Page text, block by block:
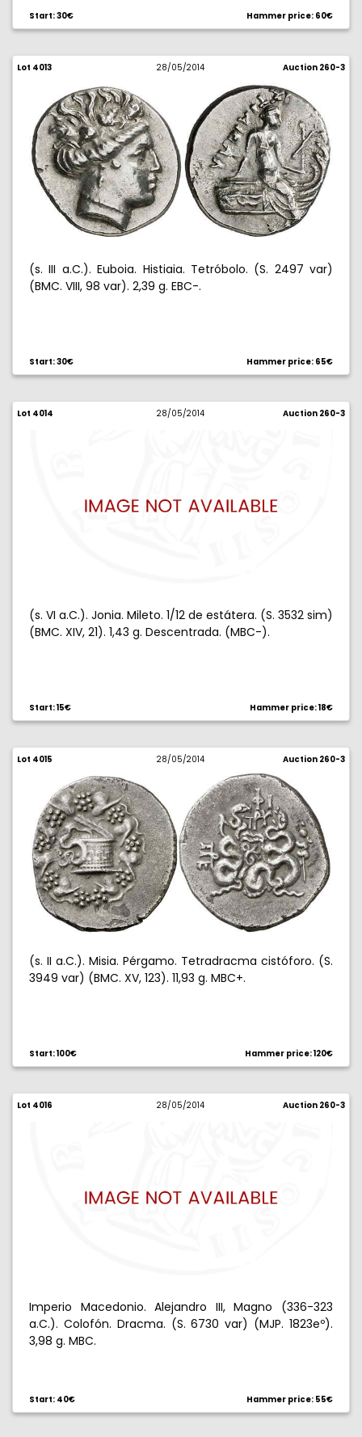
Start: 30€ Hammer price: 60€
Lot 4013 28/05/2014 Auction 260-3
(s. III a.C.). Euboia. Histiaia. Tetróbolo. (S. 2497 var)
(BMC. VIII, 98 var). 2,39 g. EBC-.
Start: 30€ Hammer price: 65€
Lot 4014 28/05/2014 Auction 260-3
(s. VI a.C.). Jonia. Mileto. 1/12 de estátera. (S. 3532 sim)
(BMC. XIV, 21). 1,43 g. Descentrada. (MBC-).
Start: 15€ Hammer price: 18€
Lot 4015 28/05/2014 Auction 260-3
(s. II a.C.). Misia. Pérgamo. Tetradracma cistóforo. (S.
3949 var) (BMC. XV, 123). 11,93 g. MBC+.
Start: 100€ Hammer price: 120€
Lot 4016 28/05/2014 Auction 260-3
Imperio Macedonio. Alejandro III, Magno (336-323
a.C.). Colofón. Dracma. (S. 6730 var) (MJP. 1823eº).
3,98 g. MBC.
Start: 40€ Hammer price: 55€